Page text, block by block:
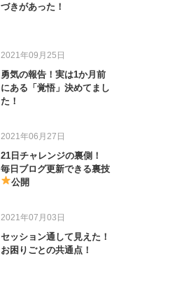
づきがあった！
2021年09月25日
勇気の報告！実は1か月前
にある「覚悟」決めてまし
た！
2021年06月27日
21日チャレンジの裏側！
毎日ブログ更新できる裏技
公開
2021年07月03日
セッション通して見えた！
お困りごとの共通点！